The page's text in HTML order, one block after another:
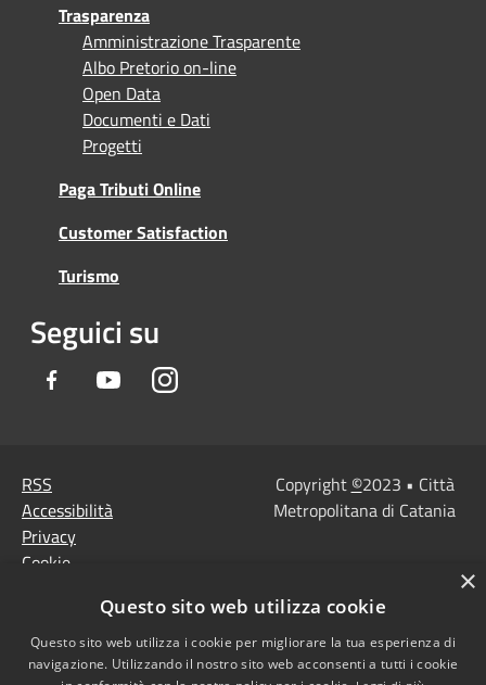
Trasparenza
Amministrazione Trasparente
Albo Pretorio on-line
Open Data
Documenti e Dati
Progetti
Paga Tributi Online
Customer Satisfaction
Turismo
Seguici su
Facebook YoutubeInstagram
RSS
Accessibilità
Privacy
Cookie
Note Legali
Agenzia per l'Italia
digitale
Copyright ©2023 • Città
Metropolitana di Catania
×
Questo sito web utilizza cookie
Questo sito web utilizza i cookie per migliorare la tua esperienza di
navigazione. Utilizzando il nostro sito web acconsenti a tutti i cookie